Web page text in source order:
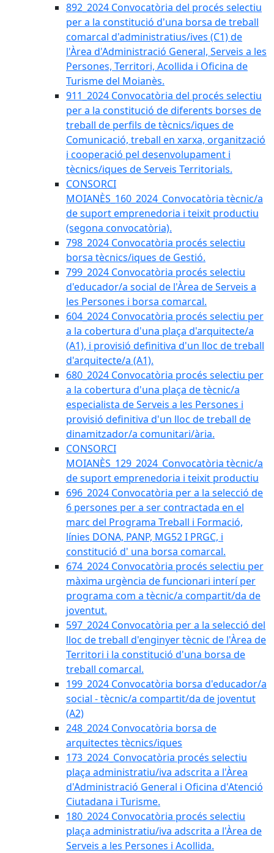
892_2024 Convocatòria del procés selectiu
per a la constitució d'una borsa de treball
comarcal d'administratius/ives (C1) de
l'Àrea d'Administració General, Serveis a les
Persones, Territori, Acollida i Oficina de
Turisme del Moianès.
911_2024 Convocatòria del procés selectiu
per a la constitució de diferents borses de
treball de perfils de tècnics/iques de
Comunicació, treball en xarxa, organització
i cooperació pel desenvolupament i
tècnics/iques de Serveis Territorials.
CONSORCI
MOIANÈS_160_2024_Convocatòria tècnic/a
de suport emprenedoria i teixit productiu
(segona convocatòria).
798_2024 Convocatòria procés selectiu
borsa tècnics/iques de Gestió.
799_2024 Convocatòria procés selectiu
d'educador/a social de l'Àrea de Serveis a
les Persones i borsa comarcal.
604_2024 Convocatòria procés selectiu per
a la cobertura d'una plaça d'arquitecte/a
(A1), i provisió definitiva d'un lloc de treball
d'arquitecte/a (A1).
680_2024 Convocatòria procés selectiu per
a la cobertura d'una plaça de tècnic/a
especialista de Serveis a les Persones i
provisió definitiva d'un lloc de treball de
dinamitzador/a comunitari/ària.
CONSORCI
MOIANÈS_129_2024_Convocatòria tècnic/a
de suport emprenedoria i teixit productiu
696_2024 Convocatòria per a la selecció de
6 persones per a ser contractada en el
marc del Programa Treball i Formació,
línies DONA, PANP, MG52 I PRGC, i
constitució d' una borsa comarcal.
674_2024 Convocatòria procés selectiu per
màxima urgència de funcionari interí per
programa com a tècnic/a compartit/da de
joventut.
597_2024 Convocatòria per a la selecció del
lloc de treball d'enginyer tècnic de l'Àrea de
Territori i la constitució d'una borsa de
treball comarcal.
199_2024 Convocatòria borsa d'educador/a
social - tècnic/a compartit/da de joventut
(A2)
248_2024 Convocatòria borsa de
arquitectes tècnics/iques
173_2024_Convocatòria procés selectiu
plaça administratiu/iva adscrita a l'Àrea
d'Administració General i Oficina d'Atenció
Ciutadana i Turisme.
180_2024 Convocatòria procés selectiu
plaça administratiu/iva adscrita a l'Àrea de
Serveis a les Persones i Acollida.